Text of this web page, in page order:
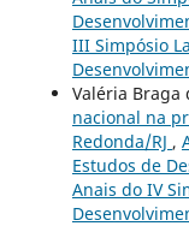
III Simpósio
Valéria Braga
nacional na
Redonda/RJ ,
Estudos de
Anais do IV